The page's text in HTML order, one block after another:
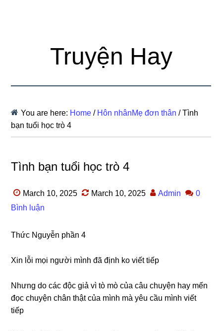
Truyện Hay
You are here: Home / Hôn nhânMẹ đơn thân /Tình
bạn tuổi học trò 4
Tình bạn tuổi học trò 4
March 10, 2025 March 10, 2025 Admin
0
Bình luận
Thức Nguyễn phần 4
Xin lỗi mọi người mình đã định ko viết tiếp
Nhưnɡ do các độc ɡiả vì tò mò của câu chuyện hay mến
đọc chuyện chân thật của mình mà yêu cầu mình viết
tiếp